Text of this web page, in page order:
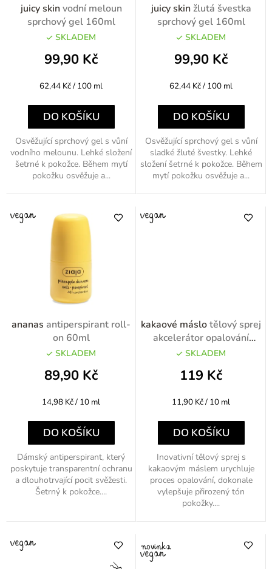
juicy skinvodní meloun
sprchový gel 160ml
SKLADEM
99,90 Kč
Měrná
62,44 Kč / 100 ml
DO KOŠÍKU
Osvěžující sprchový gel s vůní
vodního melounu. Lehké složení
šetrné k pokožce. Během mytí
pokožku osvěžuje a...
juicy skin žlutá švestka
sprchový gel 160ml
SKLADEM
99,90 Kč
Měrná
62,44 Kč / 100 ml
DO KOŠÍKU
Osvěžující sprchový gel s vůní
sladké žluté švestky. Lehké
složení šetrné k pokožce. Během
mytí pokožku osvěžuje a...
ananas antiperspirant roll-
on 60ml
SKLADEM
89,90 Kč
Měrná
14,98 Kč / 10 ml
DO KOŠÍKU
Dámský antiperspirant, který
poskytuje transparentní ochranu
a dlouhotrvající pocit svěžesti.
Šetrný k pokožce....
kakaové máslotělový sprej
akcelerátor opalování
100ml
SKLADEM
119 Kč
Měrná
11,90 Kč / 10 ml
DO KOŠÍKU
Inovativní tělový sprej s
kakaovým máslem urychluje
proces opalování, dokonale
vylepšuje přirozený tón
pokožky....